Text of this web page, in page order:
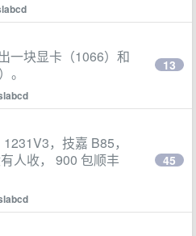
一块显卡（1066）和
。
13
，技嘉 B85，
人收， 900 包顺丰
45